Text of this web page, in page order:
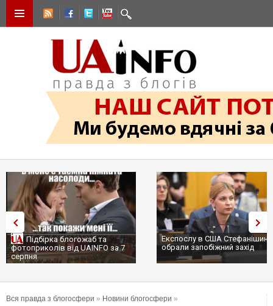
Підбірка блогожаб та
фотоприколів від UAINFO за 7
серпня
Експослу в США
обрали запобіжний захід
Вся правда з блогосфери » Новини блогосфери »